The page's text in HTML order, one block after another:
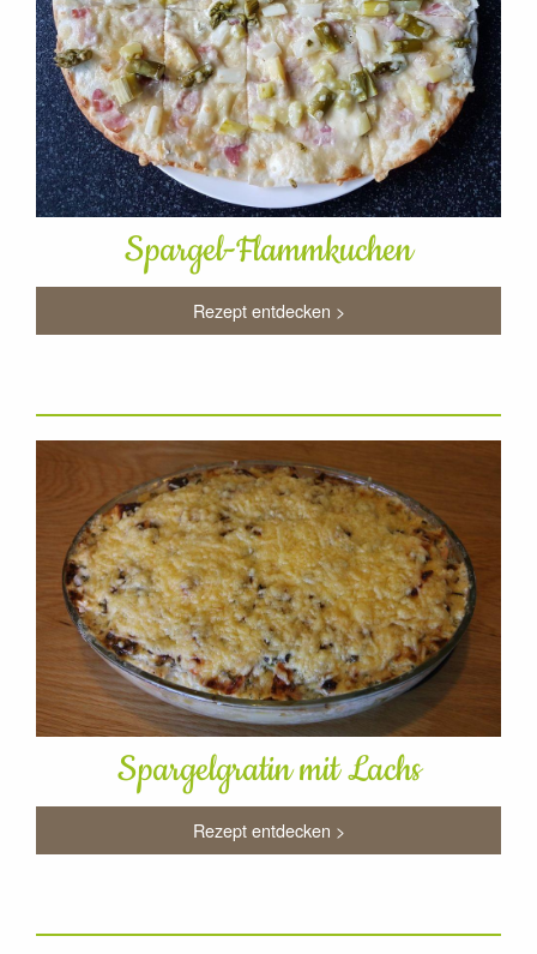
Spargel-Flammkuchen
Rezept entdecken >
Spargelgratin mit Lachs
Rezept entdecken >